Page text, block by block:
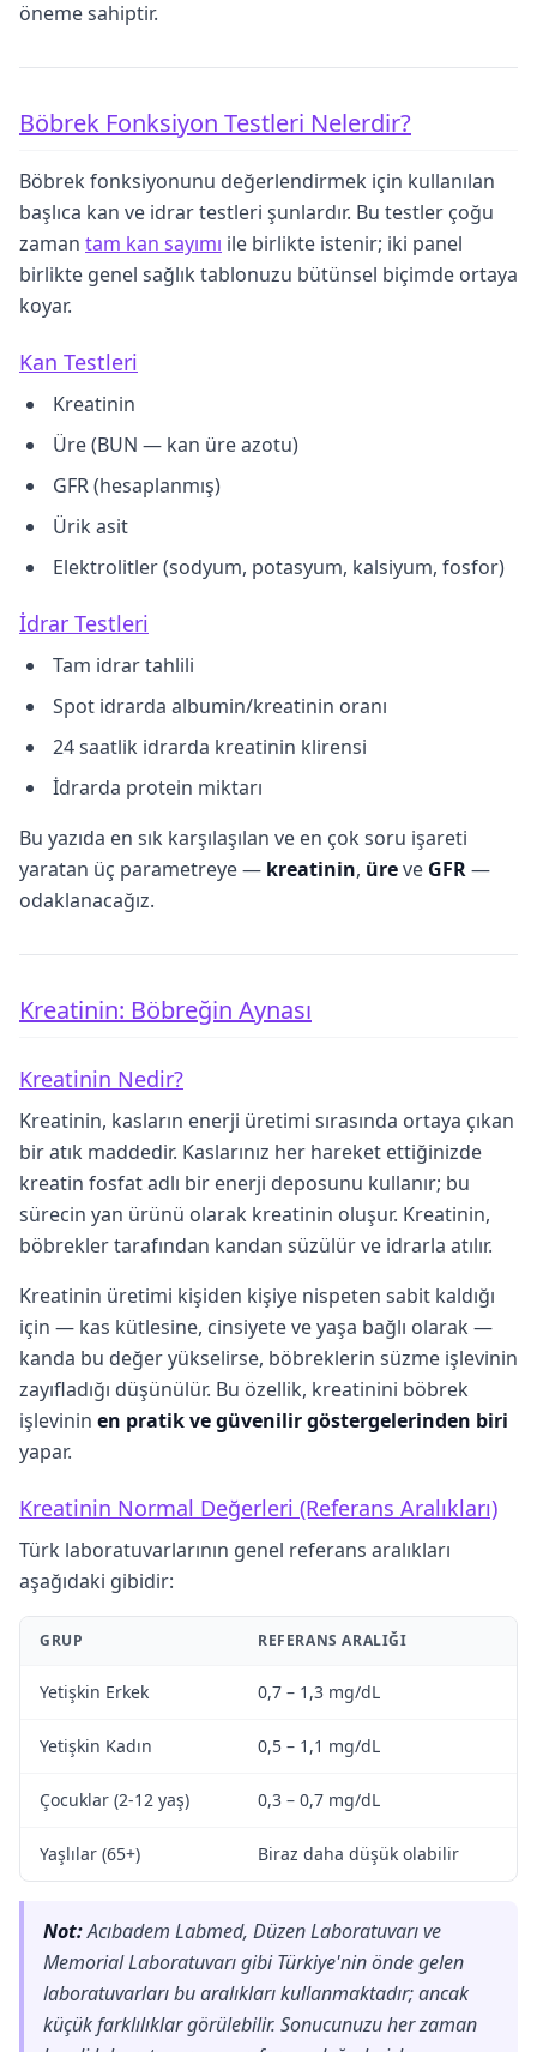
öneme sahiptir.
Böbrek Fonksiyon Testleri Nelerdir?
Böbrek fonksiyonunu değerlendirmek için kullanılan
başlıca kan ve idrar testleri şunlardır. Bu testler çoğu
zaman tam kan sayımı ile birlikte istenir; iki panel
birlikte genel sağlık tablonuzu bütünsel biçimde ortaya
koyar.
Kan Testleri
Kreatinin
Üre (BUN — kan üre azotu)
GFR (hesaplanmış)
Ürik asit
Elektrolitler (sodyum, potasyum, kalsiyum, fosfor)
İdrar Testleri
Tam idrar tahlili
Spot idrarda albumin/kreatinin oranı
24 saatlik idrarda kreatinin klirensi
İdrarda protein miktarı
Bu yazıda en sık karşılaşılan ve en çok soru işareti
yaratan üç parametreye — kreatinin, üreve GFR—
odaklanacağız.
Kreatinin: Böbreğin Aynası
Kreatinin Nedir?
Kreatinin, kasların enerji üretimi sırasında ortaya çıkan
bir atık maddedir. Kaslarınız her hareket ettiğinizde
kreatin fosfat adlı bir enerji deposunu kullanır; bu
sürecin yan ürünü olarak kreatinin oluşur. Kreatinin,
böbrekler tarafından kandan süzülür ve idrarla atılır.
Kreatinin üretimi kişiden kişiye nispeten sabit kaldığı
için — kas kütlesine, cinsiyete ve yaşa bağlı olarak —
kanda bu değer yükselirse, böbreklerin süzme işlevinin
zayıfladığı düşünülür. Bu özellik, kreatinini böbrek
işlevinin en pratik ve güvenilir göstergelerinden biri
yapar.
Kreatinin Normal Değerleri (Referans Aralıkları)
Türk laboratuvarlarının genel referans aralıkları
aşağıdaki gibidir:
GRUP REFERANS ARALIĞI
Yetişkin Erkek 0,7 – 1,3 mg/dL
Yetişkin Kadın 0,5 – 1,1 mg/dL
Çocuklar (2-12 yaş) 0,3 – 0,7 mg/dL
Yaşlılar (65+) Biraz daha düşük olabilir
Not:Acıbadem Labmed, Düzen Laboratuvarı ve
Memorial Laboratuvarı gibi Türkiye'nin önde gelen
laboratuvarları bu aralıkları kullanmaktadır; ancak
küçük farklılıklar görülebilir. Sonucunuzu her zaman